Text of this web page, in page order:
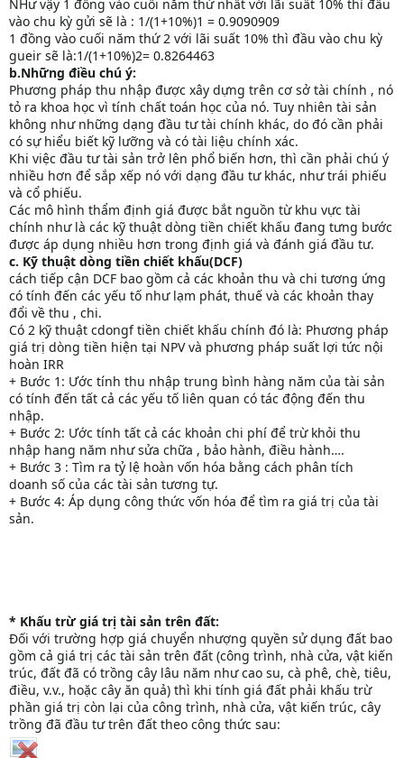
NHư vậy 1 đồng vào cuối năm thứ nhất với lãi suất 10% thì đầu
vào chu kỳ gửi sẽ là : 1/(1+10%)1 = 0.9090909
1 đồng vào cuối năm thứ 2 với lãi suất 10% thì đầu vào chu kỳ
gueir sẽ là:1/(1+10%)2= 0.8264463
b.Những điều chú ý:
Phương pháp thu nhập được xây dựng trên cơ sở tài chính , nó
tỏ ra khoa học vì tính chất toán học của nó. Tuy nhiên tài sản
không như những dạng đầu tư tài chính khác, do đó cần phải
có sự hiểu biết kỹ lưỡng và có tài liệu chính xác.
Khi việc đầu tư tài sản trở lên phổ biến hơn, thì cần phải chú ý
nhiều hơn để sắp xếp nó với dạng đầu tư khác, như trái phiếu
và cổ phiếu.
Các mô hình thẩm định giá được bắt nguồn từ khu vực tài
chính như là các kỹ thuật dòng tiền chiết khấu đang tưng bước
được áp dụng nhiều hơn trong định giá và đánh giá đầu tư.
c. Kỹ thuật dòng tiền chiết khấu(DCF)
cách tiếp cận DCF bao gồm cả các khoản thu và chi tương ứng
có tính đến các yếu tố như lạm phát, thuế và các khoản thay
đổi về thu , chi.
Có 2 kỹ thuật cdongf tiền chiết khấu chính đó là: Phương pháp
giá trị dòng tiền hiện tại NPV và phương pháp suất lợi tức nội
hoàn IRR
+ Bước 1: Ước tính thu nhập trung bình hàng năm của tài sản
có tính đến tất cả các yếu tố liên quan có tác động đến thu
nhập.
+ Bước 2: Ước tính tất cả các khoản chi phí để trừ khỏi thu
nhập hang năm như sửa chữa , bảo hành, điều hành….
+ Bước 3 : Tìm ra tỷ lệ hoàn vốn hóa bằng cách phân tích
doanh số của các tài sản tương tự.
+ Bước 4: Áp dụng công thức vốn hóa để tìm ra giá trị của tài
sản.
* Khấu trừ giá trị tài sản trên đất:
Đối với trường hợp giá chuyển nhượng quyền sử dụng đất bao
gồm cả giá trị các tài sản trên đất (công trình, nhà cửa, vật kiến
trúc, đất đã có trồng cây lâu năm như cao su, cà phê, chè, tiêu,
điều, v.v., hoặc cây ăn quả) thì khi tính giá đất phải khấu trừ
phần giá trị còn lại của công trình, nhà cửa, vật kiến trúc, cây
trồng đã đầu tư trên đất theo công thức sau: